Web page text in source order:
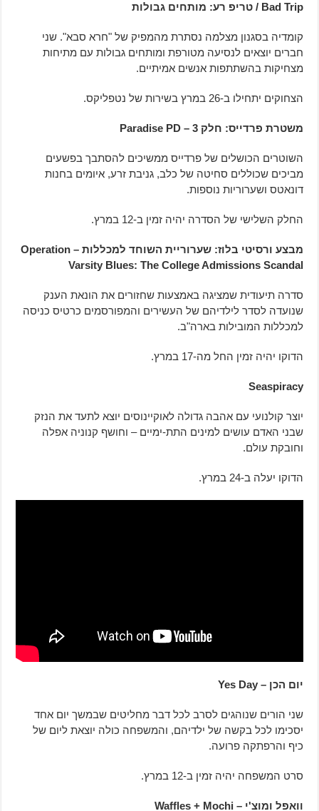
Bad Trip / טריפ רע: מותחים גבולות
קומדיה בסגנון מצלמה נסתרת מהמפיק של "חרא סבא". שני
חברים יוצאים לנסיעה מטורפת ומותחים גבולות עם מתיחות
מצחיקות בהשתתפות אנשים אמיתיים.
הצחוקים יתחילו ב-26 במרץ בשירות של נטפליקס.
משטרת פרדייס: חלק 3 – Paradise PD
השוטרים הכושלים של פרדייס ממשיכים להסתבך בפשעים
מביכים שכוללים סחיטה של כלב, גניבת זרע, איומים בחנות
דונאטס ושערוריות נוספות.
החלק השלישי של הסדרה יהיה זמין ב-12 במרץ.
מבצע ורסיטי בלוז: שערוריית השוחד למכללות – Operation
Varsity Blues: The College Admissions Scandal
סדרה תיעודית שמציגה באמצעות שחזורים את הונאת הענק
שנועדה לסדר לילדיהם של העשירים והמפורסמים כרטיס כניסה
למכללות המובילות בארה"ב.
הדוקו יהיה זמין החל מה-17 במרץ.
Seaspiracy
יוצר קולנועי עם אהבה גדולה לאוקיינוסים יוצא לתעד את הנזק
שבני האדם עושים למינים התת-ימיים – וחושף קנוניה אפלה
וחובקת עולם.
הדוקו יעלה ב-24 במרץ.
יום הכן – Yes Day
שני הורים שנוהגים לסרב לכל דבר מחליטים שבמשך יום אחד
יסכימו לכל בקשה של ילדיהם, והמשפחה כולה יוצאת ליום של
כיף והרפתקה פרועה.
סרט המשפחה יהיה זמין ב-12 במרץ.
וואפל ומוצ'י – Waffles + Mochi